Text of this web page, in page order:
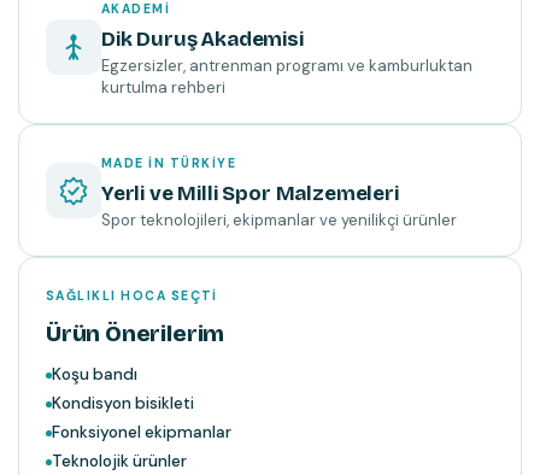
AKADEMI
Dik Duruş Akademisi
Egzersizler, antrenman programı ve kamburluktan
kurtulma rehberi
MADE IN TÜRKIYE
Yerli ve Milli Spor Malzemeleri
Spor teknolojileri, ekipmanlar ve yenilikçi ürünler
SAĞLIKLI HOCA SEÇTI
Ürün Önerilerim
Koşu bandı
Kondisyon bisikleti
Fonksiyonel ekipmanlar
Teknolojik ürünler